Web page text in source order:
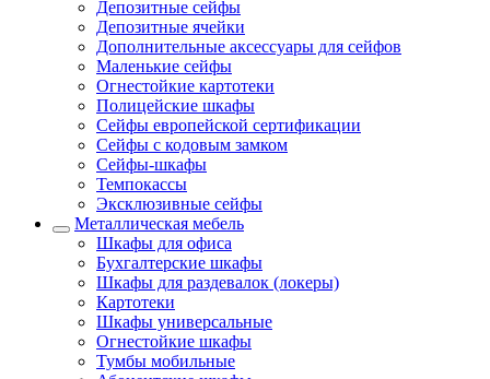
Депозитные сейфы
Депозитные ячейки
Дополнительные аксессуары для сейфов
Маленькие сейфы
Огнестойкие картотеки
Полицейские шкафы
Сейфы европейской сертификации
Сейфы с кодовым замком
Сейфы-шкафы
Темпокассы
Эксклюзивные сейфы
Металлическая мебель
Шкафы для офиса
Бухгалтерские шкафы
Шкафы для раздевалок (локеры)
Картотеки
Шкафы универсальные
Огнестойкие шкафы
Тумбы мобильные